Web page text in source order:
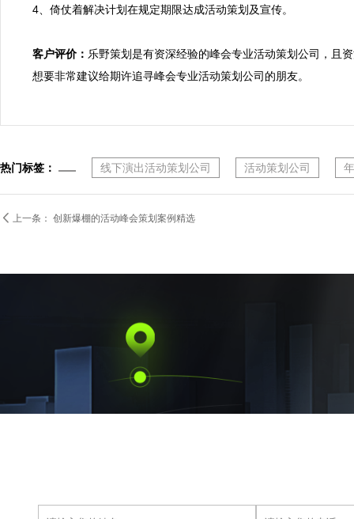
4、倚仗着解决计划在规定期限达成活动策划及宣传。
客户评价： 乐野策划是有资深经验的峰会专业活动策划公司，且
想要非常建议给期许追寻峰会专业活动策划公司的朋友。
热门标签： 线下演出活动策划公司 活动策划公司
 上一条： 创新爆棚的活动峰会策划案例精选